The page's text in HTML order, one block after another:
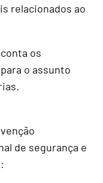
relacionados ao
os
o assunto
de segurança e